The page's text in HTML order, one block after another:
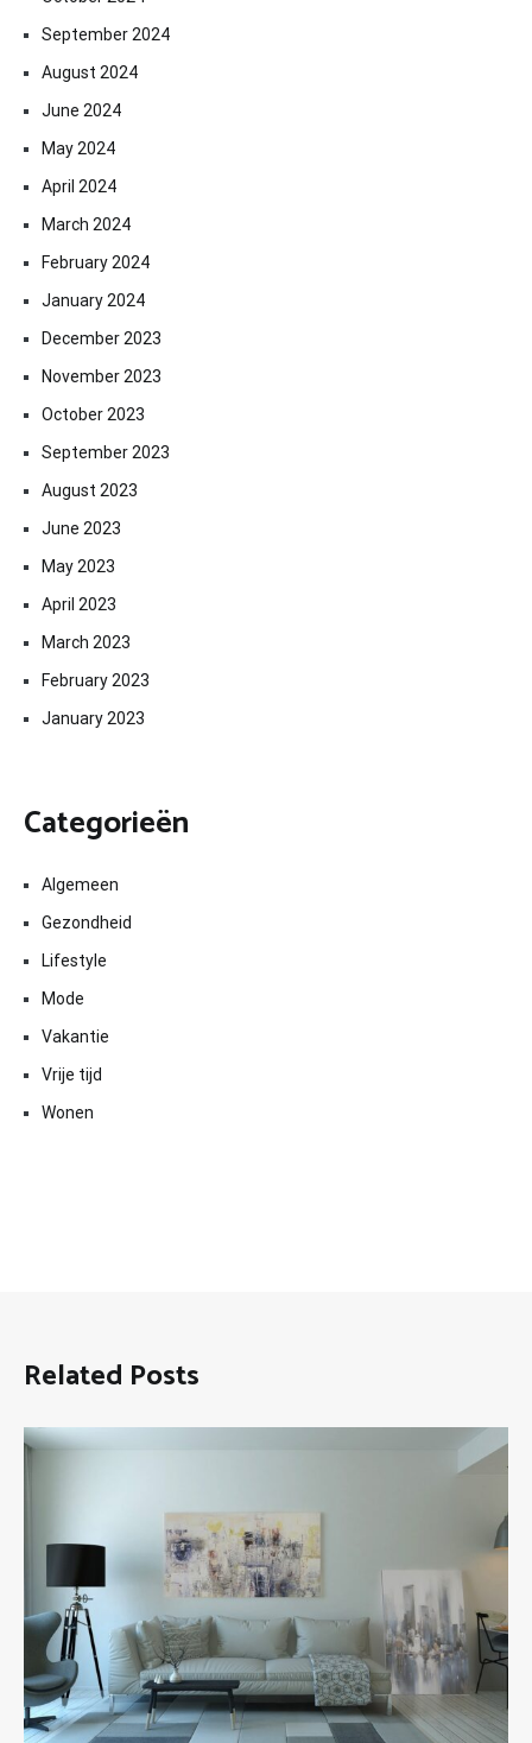
September 2024
August 2024
June 2024
May 2024
April 2024
March 2024
February 2024
January 2024
December 2023
November 2023
October 2023
September 2023
August 2023
June 2023
May 2023
April 2023
March 2023
February 2023
January 2023
Categorieën
Algemeen
Gezondheid
Lifestyle
Mode
Vakantie
Vrije tijd
Wonen
Related Posts